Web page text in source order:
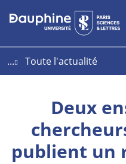
Aller
au
Aller
au
Plan
du
...
Toute l'actualité
Deux
publient un